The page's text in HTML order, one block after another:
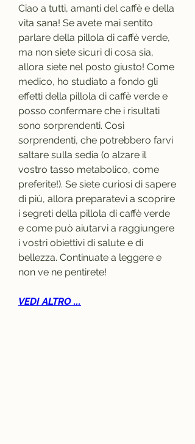
Ciao a tutti, amanti del caffè e della
vita sana! Se avete mai sentito
parlare della pillola di caffè verde,
ma non siete sicuri di cosa sia,
allora siete nel posto giusto! Come
medico, ho studiato a fondo gli
effetti della pillola di caffè verde e
posso confermare che i risultati
sono sorprendenti. Così
sorprendenti, che potrebbero farvi
saltare sulla sedia (o alzare il
vostro tasso metabolico, come
preferite!). Se siete curiosi di sapere
di più, allora preparatevi a scoprire
i segreti della pillola di caffè verde
e come può aiutarvi a raggiungere
i vostri obiettivi di salute e di
bellezza. Continuate a leggere e
non ve ne pentirete!
VEDI ALTRO ...